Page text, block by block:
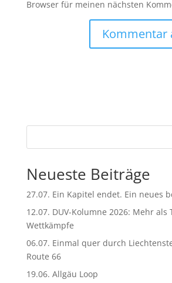
Browser für meinen nächsten
i
e
:
Neueste Beiträge
27.07. Ein Kapitel endet. Ein neues
12.07. DUV-Kolumne 2026: Mehr
Wettkämpfe
06.07. Einmal quer durch
Route 66
19.06. Allgäu Loop